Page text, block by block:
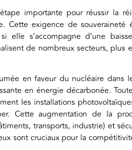
importante pour réussir la
Cette exigence de souveraineté
elle s’accompagne d’une
de nombreux secteurs, plus
en faveur du nucléaire dans
en énergie décarbonée.
les installations
Cette augmentation de la
transports, industrie) et
sont cruciaux pour la